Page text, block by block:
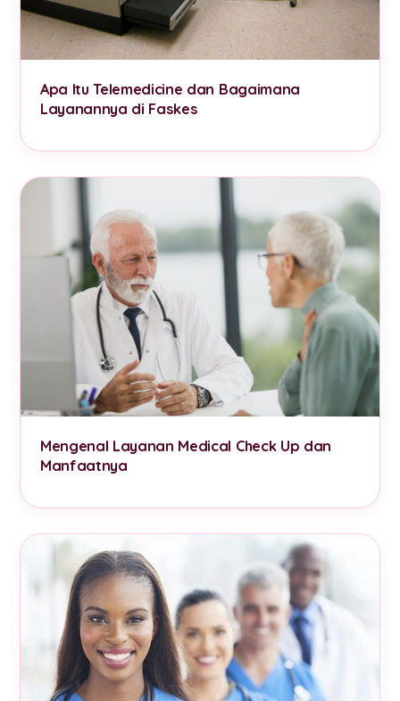
Apa Itu Telemedicine dan Bagaimana
Layanannya di Faskes
Mengenal Layanan Medical Check Up dan
Manfaatnya